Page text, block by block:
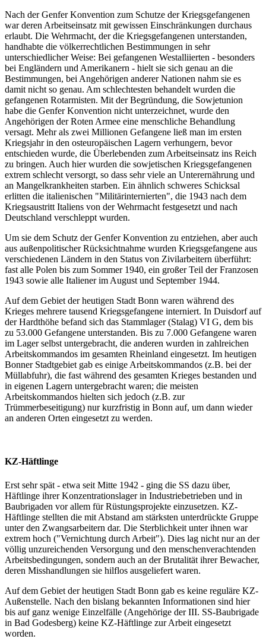
Nach der Genfer Konvention zum Schutze der Kriegsgefangenen
war deren Arbeitseinsatz mit gewissen Einschränkungen durchaus
erlaubt. Die Wehrmacht, der die Kriegsgefangenen unterstanden,
handhabte die völkerrechtlichen Bestimmungen in sehr
unterschiedlicher Weise: Bei gefangenen Westalliierten - besonders
bei Engländern und Amerikanern - hielt sie sich genau an die
Bestimmungen, bei Angehörigen anderer Nationen nahm sie es
damit nicht so genau. Am schlechtesten behandelt wurden die
gefangenen Rotarmisten. Mit der Begründung, die Sowjetunion
habe die Genfer Konvention nicht unterzeichnet, wurde den
Angehörigen der Roten Armee eine menschliche Behandlung
versagt. Mehr als zwei Millionen Gefangene ließ man im ersten
Kriegsjahr in den osteuropäischen Lagern verhungern, bevor
entschieden wurde, die Überlebenden zum Arbeitseinsatz ins Reich
zu bringen. Auch hier wurden die sowjetischen Kriegsgefangenen
extrem schlecht versorgt, so dass sehr viele an Unterernährung und
an Mangelkrankheiten starben. Ein ähnlich schweres Schicksal
erlitten die italienischen "Militärinternierten", die 1943 nach dem
Kriegsaustritt Italiens von der Wehrmacht festgesetzt und nach
Deutschland verschleppt wurden.
Um sie dem Schutz der Genfer Konvention zu entziehen, aber auch
aus außenpolitischer Rücksichtnahme wurden Kriegsgefangene aus
verschiedenen Ländern in den Status von Zivilarbeitern überführt:
fast alle Polen bis zum Sommer 1940, ein großer Teil der Franzosen
1943 sowie alle Italiener im August und September 1944.
Auf dem Gebiet der heutigen Stadt Bonn waren während des
Krieges mehrere tausend Kriegsgefangene interniert. In Duisdorf auf
der Hardthöhe befand sich das Stammlager (Stalag) VI G, dem bis
zu 53.000 Gefangene unterstanden. Bis zu 7.000 Gefangene waren
im Lager selbst untergebracht, die anderen wurden in zahlreichen
Arbeitskommandos im gesamten Rheinland eingesetzt. Im heutigen
Bonner Stadtgebiet gab es einige Arbeitskommandos (z.B. bei der
Müllabfuhr), die fast während des gesamten Krieges bestanden und
in eigenen Lagern untergebracht waren; die meisten
Arbeitskommandos hielten sich jedoch (z.B. zur
Trümmerbeseitigung) nur kurzfristig in Bonn auf, um dann wieder
an anderen Orten eingesetzt zu werden.
KZ-Häftlinge
Erst sehr spät - etwa seit Mitte 1942 - ging die SS dazu über,
Häftlinge ihrer Konzentrationslager in Industriebetrieben und in
Baubrigaden vor allem für Rüstungsprojekte einzusetzen. KZ-
Häftlinge stellten die mit Abstand am stärksten unterdrückte Gruppe
unter den Zwangsarbeitern dar. Die Sterblichkeit unter ihnen war
extrem hoch ("Vernichtung durch Arbeit"). Dies lag nicht nur an der
völlig unzureichenden Versorgung und den menschenverachtenden
Arbeitsbedingungen, sondern auch an der Brutalität ihrer Bewacher,
deren Misshandlungen sie hilflos ausgeliefert waren.
Auf dem Gebiet der heutigen Stadt Bonn gab es keine reguläre KZ-
Außenstelle. Nach den bislang bekannten Informationen sind hier
bis auf ganz wenige Einzelfälle (Angehörige der III. SS-Baubrigade
in Bad Godesberg) keine KZ-Häftlinge zur Arbeit eingesetzt
worden.